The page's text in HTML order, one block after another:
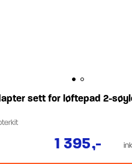
sett for løftepad 2-
1 395,-